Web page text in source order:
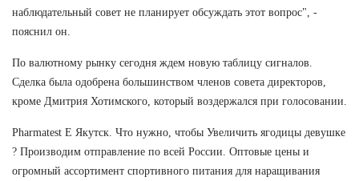
наблюдательный совет не планирует обсуждать этот вопрос", -
пояснил он.
По валютному рынку сегодня ждем новую таблицу сигналов.
Сделка была одобрена большинством членов совета директоров,
кроме Дмитрия Хотимского, который воздержался при голосовании.
Pharmatest E Якутск. Что нужно, чтобы Увеличить ягодицы девушке
? Производим отправление по всей России. Оптовые цены и
огромный ассортимент спортивного питания для наращивания